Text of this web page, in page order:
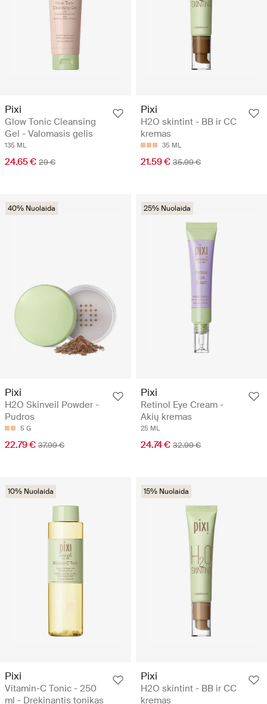
Pixi
Glow Tonic Cleansing
Gel - Valomasis gelis
135 ML
24.65 € 29 €
Pixi
H2O skintint - BB ir CC
kremas
35 ML
21.59 € 35.99 €
40% Nuolaida
Pixi
H2O Skinveil Powder -
Pudros
5 G
22.79 € 37.99 €
25% Nuolaida
Pixi
Retinol Eye Cream -
Akių kremas
25 ML
24.74 € 32.99 €
10% Nuolaida
Pixi
Vitamin-C Tonic - 250
ml - Drėkinantis tonikas
15% Nuolaida
Pixi
H2O skintint - BB ir CC
kremas